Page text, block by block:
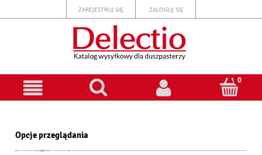
ZAREJESTRUJ SIĘ ZALOGUJ SIĘ
Opcje przeglądania